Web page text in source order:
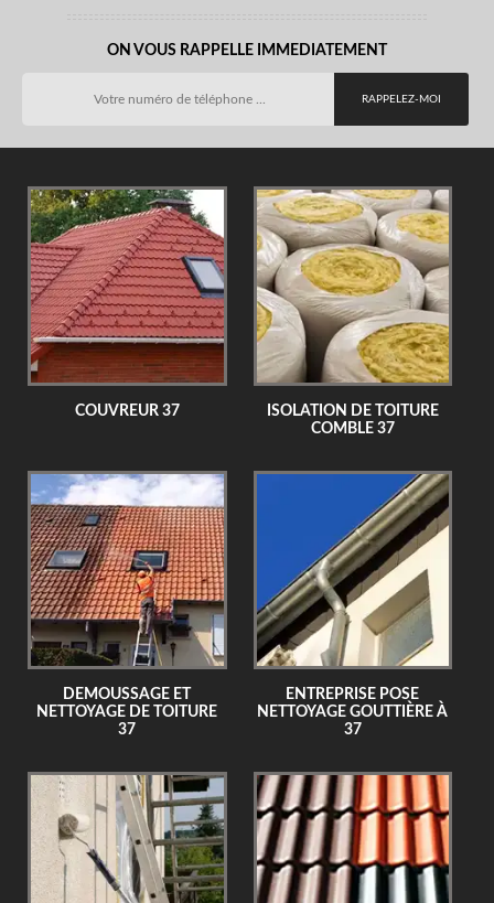
ON VOUS RAPPELLE IMMEDIATEMENT
COUVREUR 37
ISOLATION DE TOITURE
COMBLE 37
DEMOUSSAGE ET
NETTOYAGE DE TOITURE
37
ENTREPRISE POSE
NETTOYAGE GOUTTIÈRE À
37